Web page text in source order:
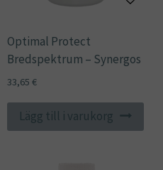
Optimal Protect
Bredspektrum – Synergos
33,65 €
Lägg till i varukorg